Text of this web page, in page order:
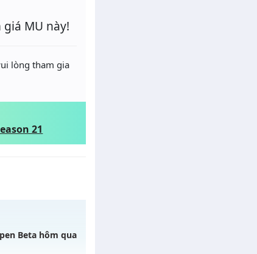
giá MU này!
lòng tham gia
21
Beta hôm qua